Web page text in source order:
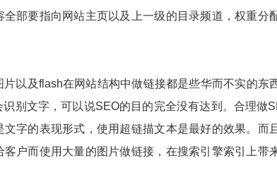
部要指向网站主页以及上一级的目录频道，权重分
以及flash在网站结构中做链接都是些华而不实的东
别文字，可以说SEO的目的完全没有达到。合理做
字的表现形式，使用超链描文本是最好的效果。而
户而使用大量的图片做链接，在搜索引擎索引上带